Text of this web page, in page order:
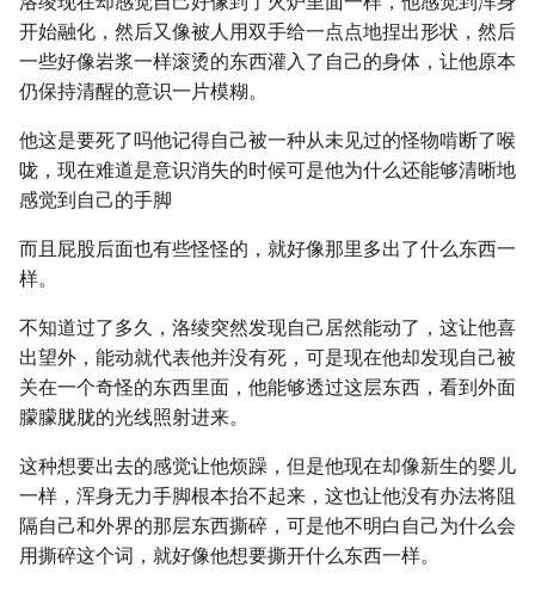
开始融化，然后又像被人用双手给一点点地捏出形状，然后
一些好像岩浆一样滚烫的东西灌入了自己的身体，让他原本
仍保持清醒的意识一片模糊。
他这是要死了吗他记得自己被一种从未见过的怪物啃断了喉
咙，现在难道是意识消失的时候可是他为什么还能够清晰地
感觉到自己的手脚
而且屁股后面也有些怪怪的，就好像那里多出了什么东西一
样。
不知道过了多久，洛绫突然发现自己居然能动了，这让他喜
出望外，能动就代表他并没有死，可是现在他却发现自己被
关在一个奇怪的东西里面，他能够透过这层东西，看到外面
朦朦胧胧的光线照射进来。
这种想要出去的感觉让他烦躁，但是他现在却像新生的婴儿
一样，浑身无力手脚根本抬不起来，这也让他没有办法将阻
隔自己和外界的那层东西撕碎，可是他不明白自己为什么会
用撕碎这个词，就好像他想要撕开什么东西一样。